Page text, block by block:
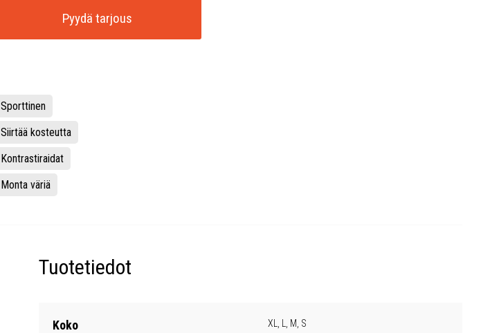
Pyydä tarjous
Sporttinen
Siirtää kosteutta
Kontrastiraidat
Monta väriä
Tuotetiedot
Koko XL, L, M, S